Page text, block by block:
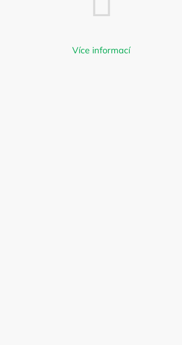
Môžete sa ale pozrieť na ostatné
Více informací